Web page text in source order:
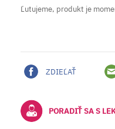
Ľutujeme, produkt je
ZDIEĽAŤ
PORADIŤ SA S